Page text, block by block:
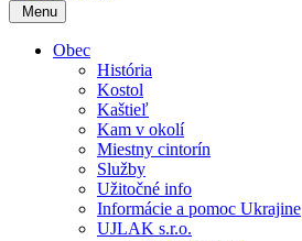
Menu
Obec
História
Kostol
Kaštieľ
Kam v okolí
Miestny cintorín
Služby
Užitočné info
Informácie a pomoc Ukrajine
UJLAK s.r.o.